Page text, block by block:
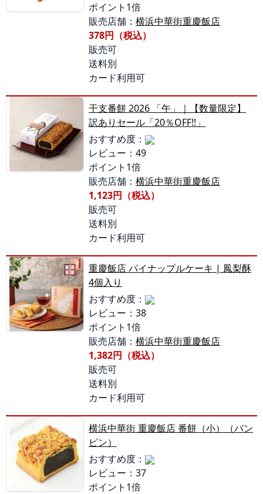
ポイント1倍
販売店舗： 横浜中華街重慶飯店
378円（税込）
販売可
送料別
カード利用可
干支番餅 2026 「午」｜【数量限定】
訳ありセール「20％OFF!!」
おすすめ度：
レビュー：49
ポイント1倍
販売店舗： 横浜中華街重慶飯店
1,123円（税込）
販売可
送料別
カード利用可
重慶飯店 パイナップルケーキ | 鳳梨酥
4個入り
おすすめ度：
レビュー：38
ポイント1倍
販売店舗： 横浜中華街重慶飯店
1,382円（税込）
販売可
送料別
カード利用可
横浜中華街 重慶飯店 番餅（小）（バン
ピン）
おすすめ度：
レビュー：37
ポイント1倍